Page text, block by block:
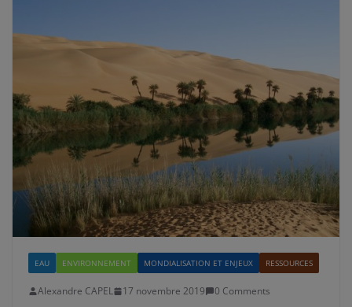
EAU ENVIRONNEMENT MONDIALISATION ET ENJEUX RESSOURCES
Alexandre CAPEL 17 novembre 2019 0 Comments